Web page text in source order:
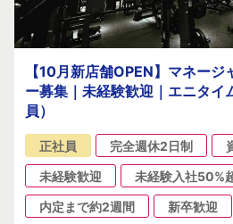
【10月新店舗OPEN】マネー
ー募集｜未経験歓迎｜エニタイ
員）
正社員 完全週休2日制
未経験歓迎
未経験入社50%
内定まで約2週間
新卒歓迎